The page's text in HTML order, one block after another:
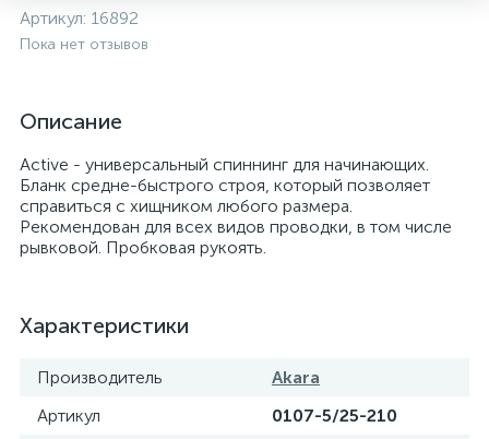
Артикул: 16892
Пока нет отзывов
Описание
Active - универсальный спиннинг для начинающих.
Бланк средне-быстрого строя, который позволяет
справиться с хищником любого размера.
Рекомендован для всех видов проводки, в том числе
рывковой. Пробковая рукоять.
Характеристики
Производитель
Akara
Артикул
0107-5/25-210